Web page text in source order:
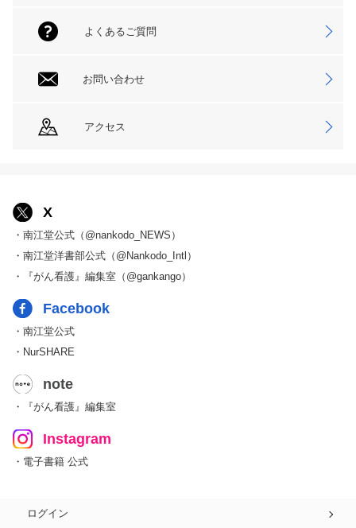
よくあるご質問
お問い合わせ
アクセス
X
・南江堂公式（@nankodo_NEWS）
・南江堂洋書部公式（@Nankodo_Intl）
・『がん看護』編集室（@gankango）
Facebook
・南江堂公式
・NurSHARE
note
・『がん看護』編集室
Instagram
・電子書籍 公式
ログイン